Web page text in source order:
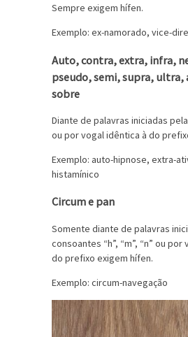
Sempre exigem hífen.
Exemplo: ex-namorado, vice-
Auto, contra, extra, infra,
pseudo, semi, supra, ultra,
sobre
Diante de palavras iniciadas
ou por vogal idêntica à do
Exemplo: auto-hipnose, extra-
histamínico
Circum e pan
Somente diante de palavras
consoantes “h”, “m”, “n” ou
do prefixo exigem hífen.
Exemplo: circum-navegação